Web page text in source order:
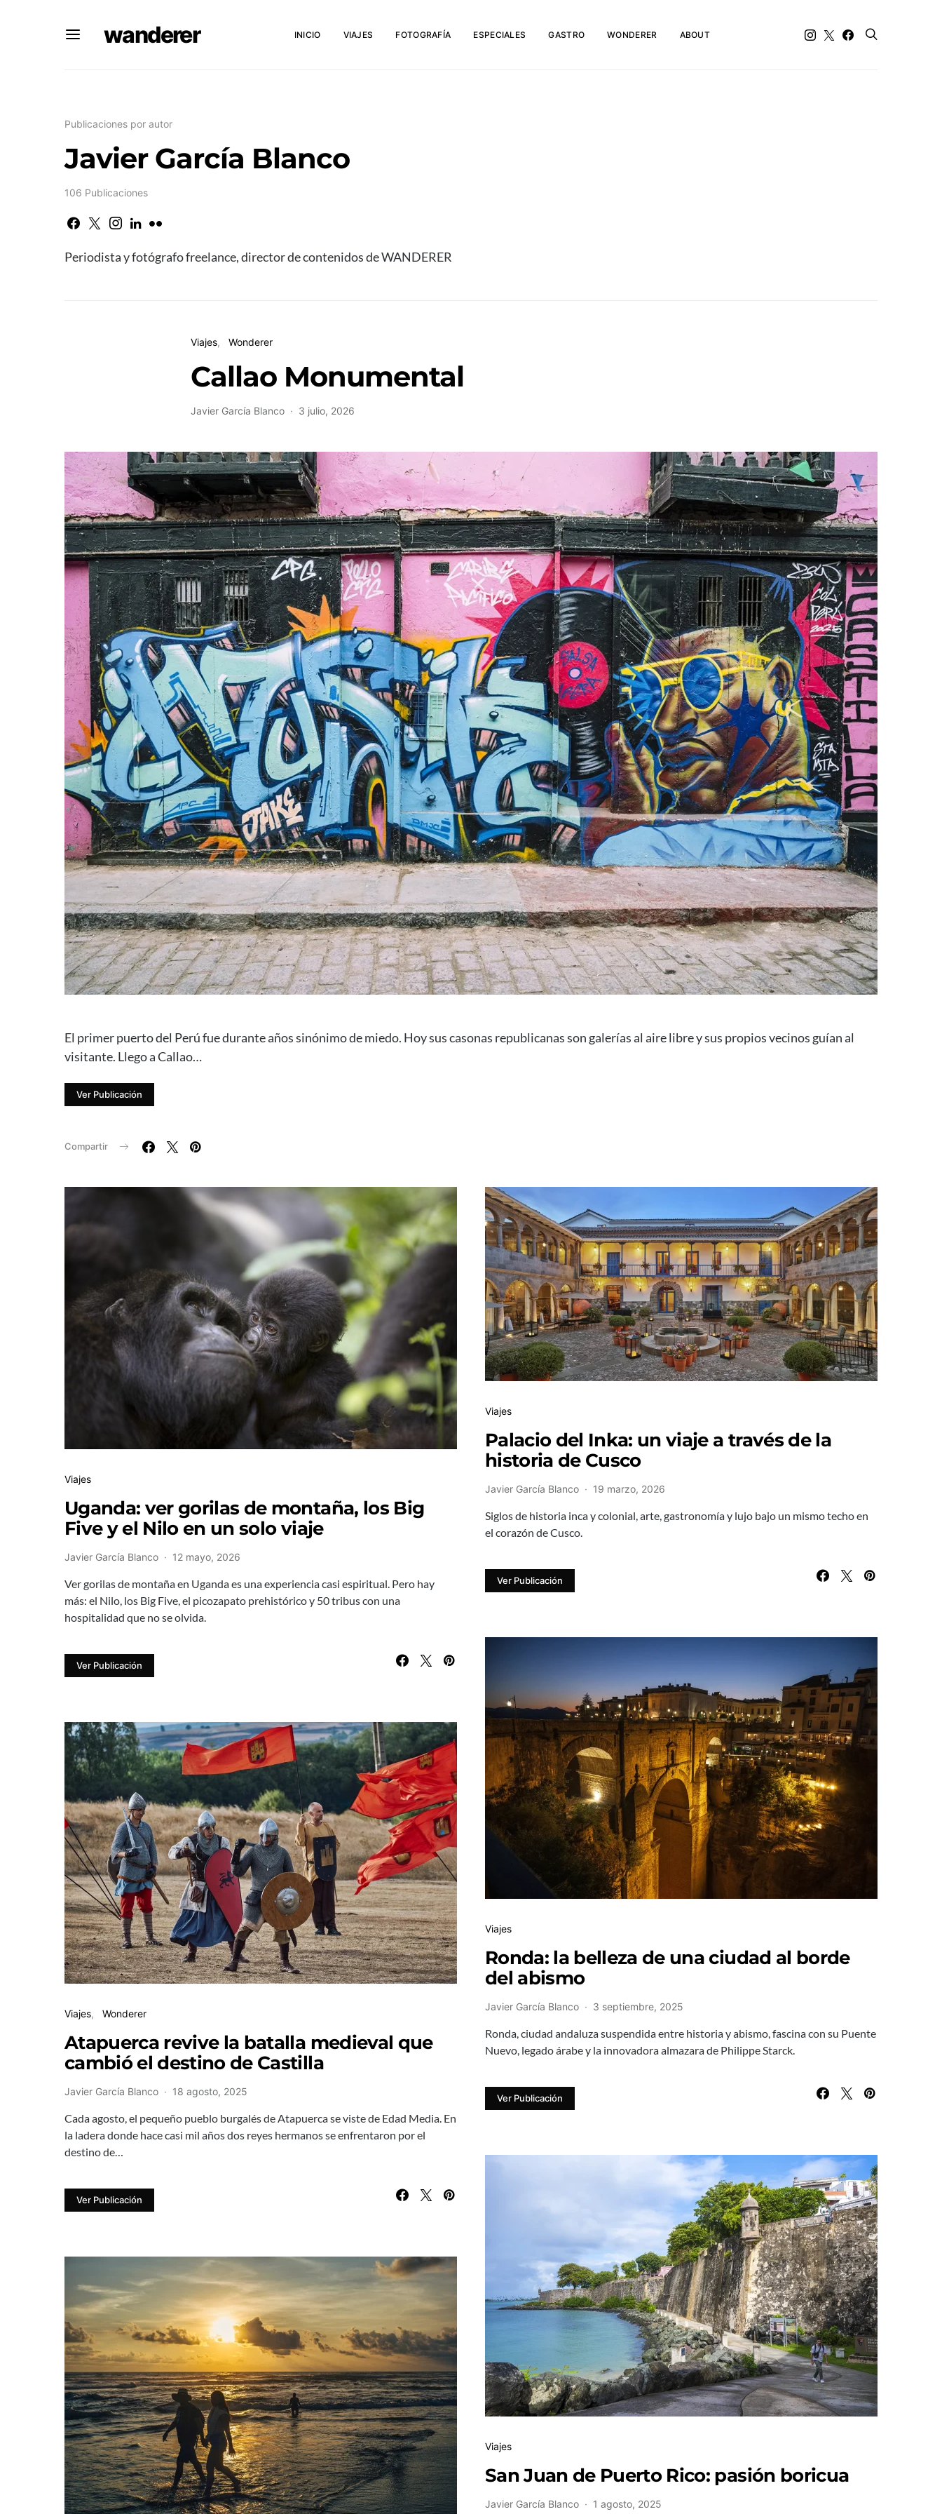
wanderer INICIO VIAJES FOTOGRAFÍA ESPECIALES GASTRO WONDERER ABOUT
Publicaciones por autor
Javier García Blanco
106 Publicaciones
Periodista y fotógrafo freelance, director de contenidos de WANDERER
Viajes Wonderer
Callao Monumental
Javier García Blanco 3 julio, 2026
El primer puerto del Perú fue durante años sinónimo de miedo. Hoy sus casonas republicanas son galerías al aire libre y sus propios vecinos guían al
visitante. Llego a Callao…
Ver Publicación
Compartir
Viajes
Uganda: ver gorilas de montaña, los Big
Five y el Nilo en un solo viaje
Javier García Blanco 12 mayo, 2026
Ver gorilas de montaña en Uganda es una experiencia casi espiritual. Pero hay
más: el Nilo, los Big Five, el picozapato prehistórico y 50 tribus con una
hospitalidad que no se olvida.
Ver Publicación
Viajes Wonderer
Atapuerca revive la batalla medieval que
cambió el destino de Castilla
Javier García Blanco 18 agosto, 2025
Cada agosto, el pequeño pueblo burgalés de Atapuerca se viste de Edad Media. En
la ladera donde hace casi mil años dos reyes hermanos se enfrentaron por el
destino de…
Ver Publicación
Viajes
Palacio del Inka: un viaje a través de la
historia de Cusco
Javier García Blanco 19 marzo, 2026
Siglos de historia inca y colonial, arte, gastronomía y lujo bajo un mismo techo en
el corazón de Cusco.
Ver Publicación
Viajes
Ronda: la belleza de una ciudad al borde
del abismo
Javier García Blanco 3 septiembre, 2025
Ronda, ciudad andaluza suspendida entre historia y abismo, fascina con su Puente
Nuevo, legado árabe y la innovadora almazara de Philippe Starck.
Ver Publicación
Viajes
San Juan de Puerto Rico: pasión boricua
Javier García Blanco 1 agosto, 2025